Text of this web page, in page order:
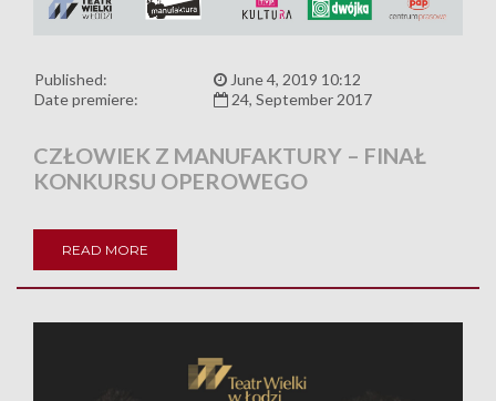
Published:
June 4, 2019 10:12
Date premiere:
24, September 2017
CZŁOWIEK Z MANUFAKTURY – FINAŁ
KONKURSU OPEROWEGO
READ MORE